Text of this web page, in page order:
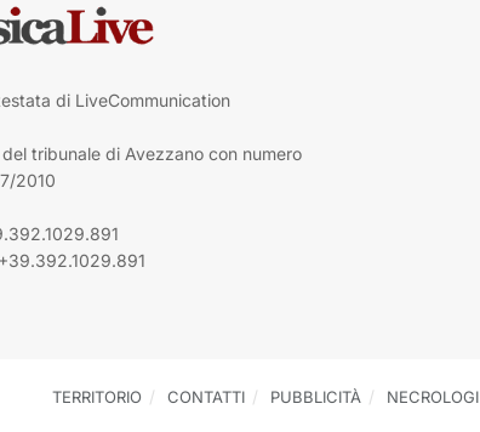
di LiveCommunication
tribunale di Avezzano con numero
7/2010
TERRITORIO CONTATTI PUBBLICITÀ NECROLOGI